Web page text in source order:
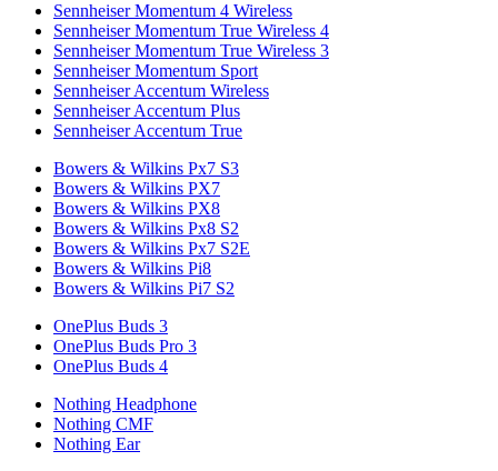
Sennheiser Momentum 4 Wireless
Sennheiser Momentum True Wireless 4
Sennheiser Momentum True Wireless 3
Sennheiser Momentum Sport
Sennheiser Accentum Wireless
Sennheiser Accentum Plus
Sennheiser Accentum True
Bowers & Wilkins Px7 S3
Bowers & Wilkins PX7
Bowers & Wilkins PX8
Bowers & Wilkins Px8 S2
Bowers & Wilkins Px7 S2E
Bowers & Wilkins Pi8
Bowers & Wilkins Pi7 S2
OnePlus Buds 3
OnePlus Buds Pro 3
OnePlus Buds 4
Nothing Headphone
Nothing CMF
Nothing Ear